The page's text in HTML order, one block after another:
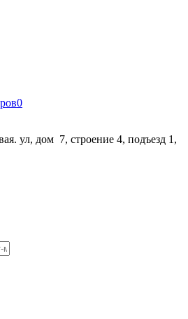
0
ул, дом 7, строение 4, подъезд 1,